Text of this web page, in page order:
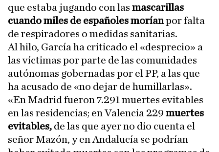
que estaba jugando con las mascarillas
cuando miles de españoles moríanpor falta
de respiradores o medidas sanitarias.
Al hilo, García ha criticado el «desprecio» a
las víctimas por parte de las comunidades
autónomas gobernadas por el PP, a las que
ha acusado de «no dejar de humillarlas».
«En Madrid fueron 7.291 muertes evitables
en las residencias; en Valencia 229 muertes
evitables, de las que ayer no dio cuenta el
señor Mazón, y en Andalucía se podrían